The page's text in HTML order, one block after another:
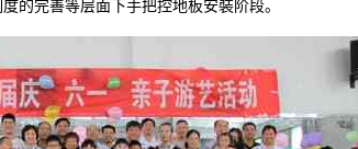
的完善等层面下手把控地板安裝阶段。